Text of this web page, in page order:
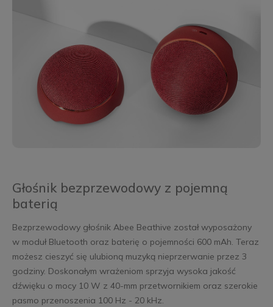
Głośnik bezprzewodowy z pojemną
baterią
Bezprzewodowy głośnik Abee Beathive został wyposażony
w moduł Bluetooth oraz baterię o pojemności 600 mAh. Teraz
możesz cieszyć się ulubioną muzyką nieprzerwanie przez 3
godziny. Doskonałym wrażeniom sprzyja wysoka jakość
dźwięku o mocy 10 W z 40-mm przetwornikiem oraz szerokie
pasmo przenoszenia 100 Hz - 20 kHz.